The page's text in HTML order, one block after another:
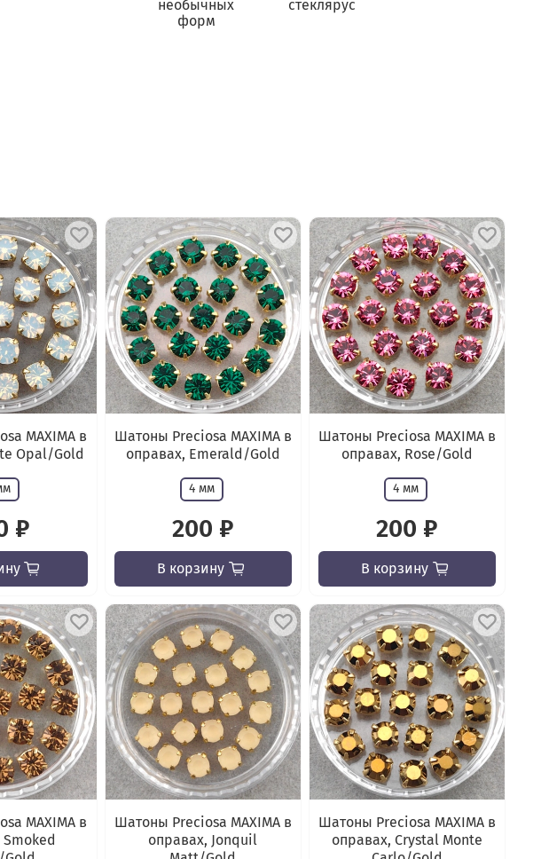
необычных
форм
стеклярус
MAXIMA в
Opal/Gold
₽
Шатоны Preciosa MAXIMA в
оправах, Emerald/Gold
4 мм
200 ₽
В корзину
Шатоны Preciosa MAXIMA в
оправах, Rose/Gold
4 мм
200 ₽
В корзину
MAXIMA в
Шатоны Preciosa MAXIMA в
оправах, Jonquil
Шатоны Preciosa MAXIMA в
оправах, Crystal Monte